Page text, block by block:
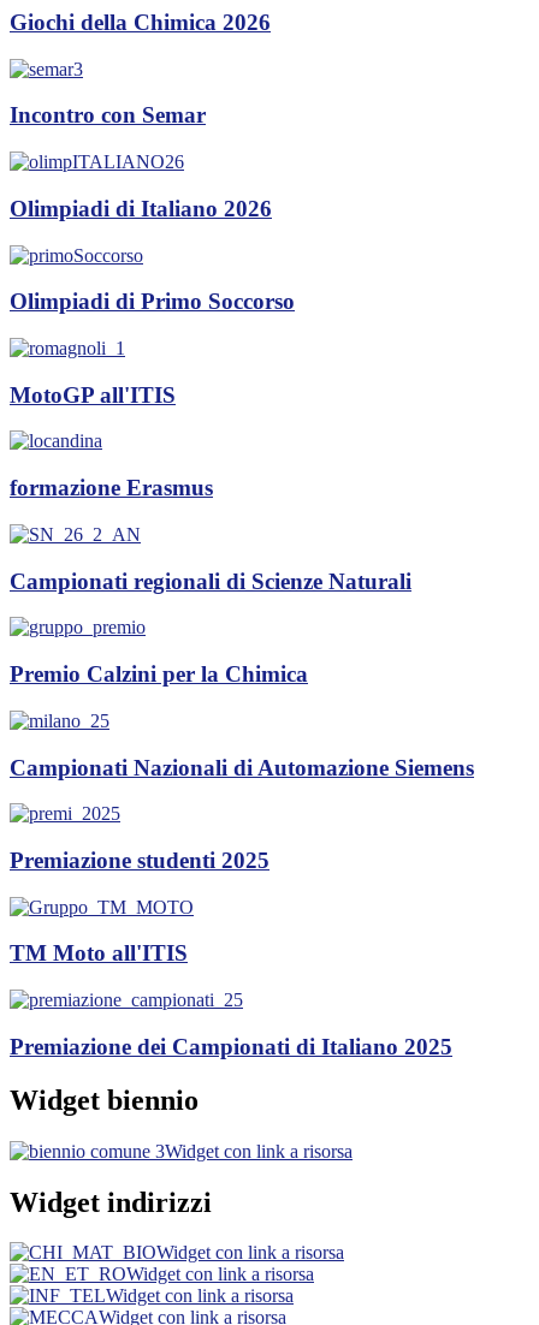
Giochi della Chimica 2026
Incontro con Semar
Olimpiadi di Italiano 2026
Olimpiadi di Primo Soccorso
MotoGP all'ITIS
formazione Erasmus
Campionati regionali di Scienze Naturali
Premio Calzini per la Chimica
Campionati Nazionali di Automazione Siemens
Premiazione studenti 2025
TM Moto all'ITIS
Premiazione dei Campionati di Italiano 2025
Widget biennio
Widget con link a risorsa
Widget indirizzi
Widget con link a risorsa
Widget con link a risorsa
Widget con link a risorsa
Widget con link a risorsa